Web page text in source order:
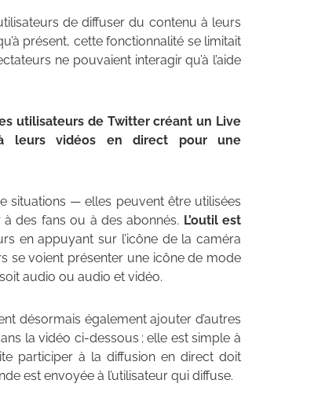
de diffuser du contenu à leurs
présent, cette fonctionnalité se limitait
ne pouvaient interagir qu’à l’aide
utilisateurs de Twitter créant un Live
à leurs vidéos en direct pour une
situations — elles peuvent être utilisées
des fans ou à des abonnés. L’outil est
en appuyant sur l’icône de la caméra
se voient présenter une icône de mode
audio ou audio et vidéo.
désormais également ajouter d’autres
la vidéo ci-dessous ; elle est simple à
participer à la diffusion en direct doit
est envoyée à l’utilisateur qui diffuse.